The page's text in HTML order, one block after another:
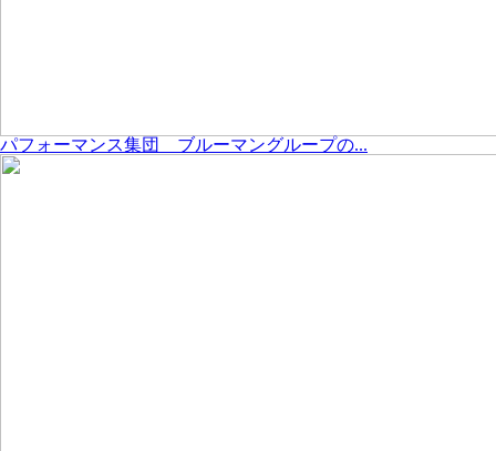
パフォーマンス集団 ブルーマングループの...